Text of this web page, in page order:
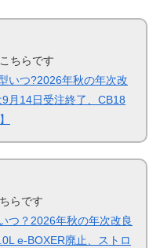
ちらです
いつ?2026年秋の年次改
月14日受注終了、CB18
らです
つ？2026年秋の年次改良
e-BOXER廃止、ストロ